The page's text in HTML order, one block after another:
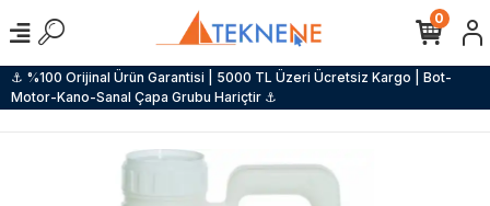
⚓ %100 Orijinal Ürün Garantisi | 5000 TL Üzeri Ücretsiz Kargo | Bot-
Motor-Kano-Sanal Çapa Grubu Hariçtir ⚓
0